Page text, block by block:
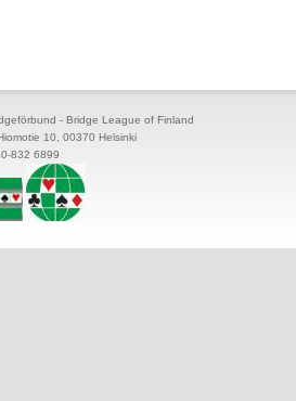
- Bridge League of Finland
10, 00370 Helsinki
832 6899